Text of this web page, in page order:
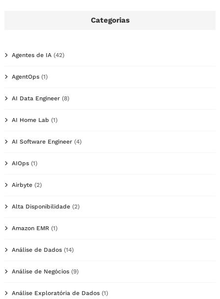
Categorias
Agentes de IA (42)
AgentOps (1)
AI Data Engineer (8)
AI Home Lab (1)
AI Software Engineer (4)
AIOps (1)
Airbyte (2)
Alta Disponibilidade (2)
Amazon EMR (1)
Análise de Dados (14)
Análise de Negócios (9)
Análise Exploratória de Dados (1)